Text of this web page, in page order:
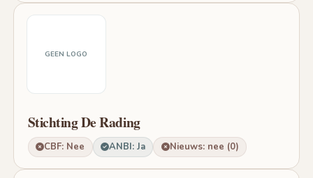
GEEN LOGO
Stichting De Rading
CBF: Nee ANBI: Ja Nieuws: nee (0)